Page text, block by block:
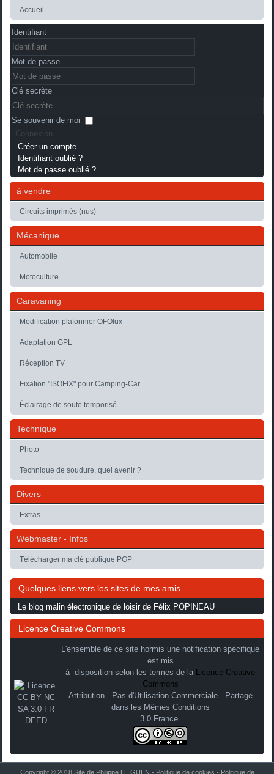
Accueil
Identifiant
Mot de passe
Clé secrète
Se souvenir de moi
Connexion
Créer un compte
Identifiant oublié ?
Mot de passe oublié ?
à vendre
Circuits imprimés (nus)
Mécanique
Automobile
Motoculture
Caravaning
Modification plafonnier OFOlux
Adaptation GPL
Réception TV
Fixation "ISOFIX" pour Camping-Car
Éclairage de soute temporisé
Technique
Photo
Technique de soudure, quel avenir ?
Divers
Extras...
Webmaster - Infos
Télécharger ma clé publique PGP
Quelques liens vers les sites de mes amis...
Le blog malin électronique de loisir de Félix POPINEAU
Licence Creative Commons
L'ensemble de ce site hormis une notification spécifique
est mis
à disposition selon les termes de la
Licence Creative
Commons
Attribution - Pas d'Utilisation Commerciale - Partage
dans les Mêmes Conditions
3.0 France.
Copyright © 2018 Site de Philippe LE GUEN - Politique de cookies - Politique de